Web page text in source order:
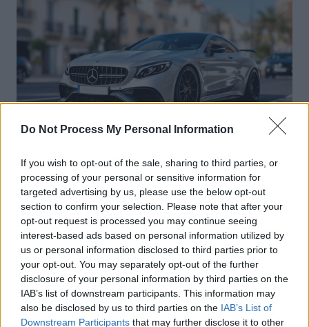
Do Not Process My Personal Information
If you wish to opt-out of the sale, sharing to third parties, or
processing of your personal or sensitive information for
targeted advertising by us, please use the below opt-out
section to confirm your selection. Please note that after your
opt-out request is processed you may continue seeing
interest-based ads based on personal information utilized by
us or personal information disclosed to third parties prior to
your opt-out. You may separately opt-out of the further
disclosure of your personal information by third parties on the
IAB’s list of downstream participants. This information may
also be disclosed by us to third parties on the IAB’s List of
Downstream Participants that may further disclose it to other
Vitesse folle à Marseille : Une Mercedes
flashée à 221 km/h
Auto Pour Vous 5 août 2026 0